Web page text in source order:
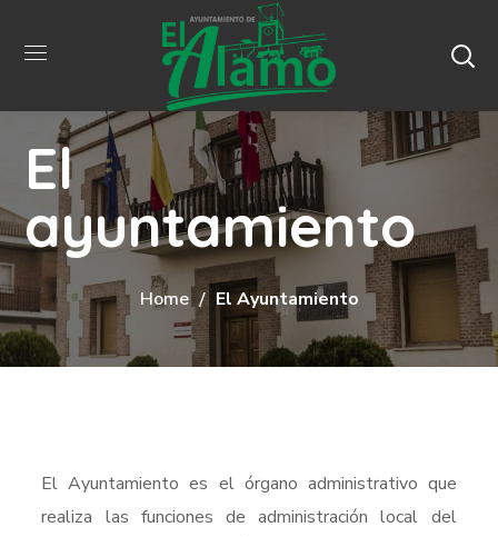
El
ayuntamiento
Home El Ayuntamiento
El Ayuntamiento es el órgano administrativo que
realiza las funciones de administración local del